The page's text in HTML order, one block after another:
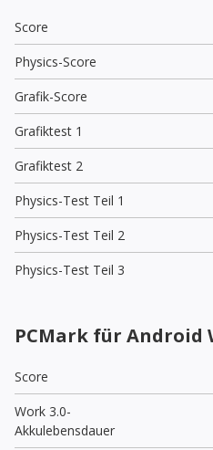
Score
Physics-Score
Grafik-Score
Grafiktest 1
Grafiktest 2
Physics-Test Teil 1
Physics-Test Teil 2
Physics-Test Teil 3
PCMark für Android
Score
Work 3.0-
Akkulebensdauer